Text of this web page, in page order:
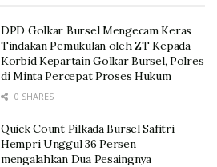
DPD Golkar Bursel Mengecam Keras
Tindakan Pemukulan oleh ZT Kepada
Korbid Kepartain Golkar Bursel, Polres
di Minta Percepat Proses Hukum
0 SHARES
Quick Count Pilkada Bursel Safitri –
Hempri Unggul 36 Persen
mengalahkan Dua Pesaingnya